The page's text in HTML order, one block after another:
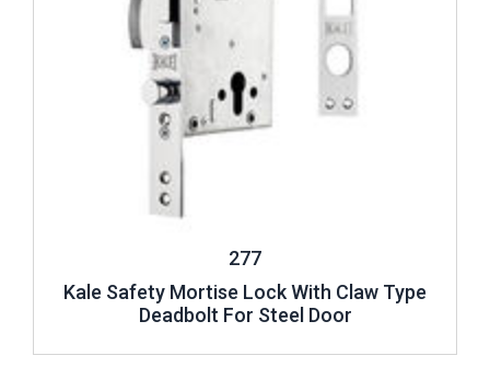
277
Kale Safety Mortise Lock With Claw Type
Deadbolt For Steel Door